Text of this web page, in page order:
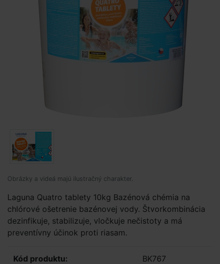
Obrázky a videá majú ilustračný charakter.
Laguna Quatro tablety 10kg Bazénová chémia na
chlórové ošetrenie bazénovej vody. Štvorkombinácia
dezinfikuje, stabilizuje, vločkuje nečistoty a má
preventívny účinok proti riasam.
Kód produktu: BK767